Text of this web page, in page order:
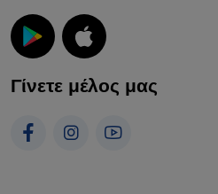
Γίνετε μέλος μας